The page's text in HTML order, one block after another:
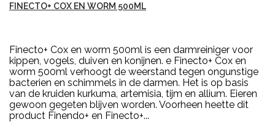
FINECTO+ COX EN WORM 500ML
Finecto+ Cox en worm 500ml is een darmreiniger voor
kippen, vogels, duiven en konijnen. e Finecto+ Cox en
worm 500ml verhoogt de weerstand tegen ongunstige
bacterien en schimmels in de darmen. Het is op basis
van de kruiden kurkuma, artemisia, tijm en allium. Eieren
gewoon gegeten blijven worden. Voorheen heette dit
product Finendo+ en Finecto+...